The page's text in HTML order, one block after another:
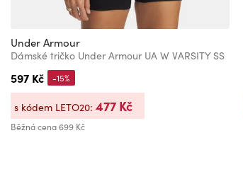
Under Armour
Dámské tričko Under Armour UA W VARSITY SS
597 Kč
Běžná cena699 Kč
-15%
s kódem LETO20: 477 Kč